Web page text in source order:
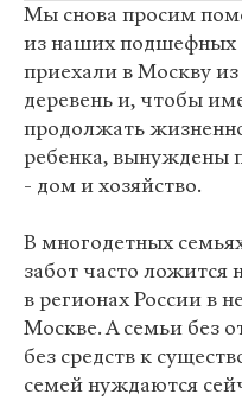
Мы снова просим
из наших подшефных
приехали в Москву
деревень и, чтобы
продолжать
ребенка, вынуждены
- дом и хозяйство.
В многодетных
забот часто ложится
в регионах России в
Москве. А семьи без
без средств к
семей нуждаются